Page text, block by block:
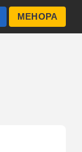
МЕНОРА